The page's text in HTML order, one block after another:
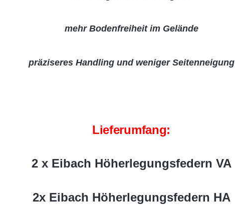
mehr Bodenfreiheit im Gelände
präziseres Handling und weniger Seitenneigung
Lieferumfang:
2 x Eibach Höherlegungsfedern VA
2x Eibach Höherlegungsfedern HA